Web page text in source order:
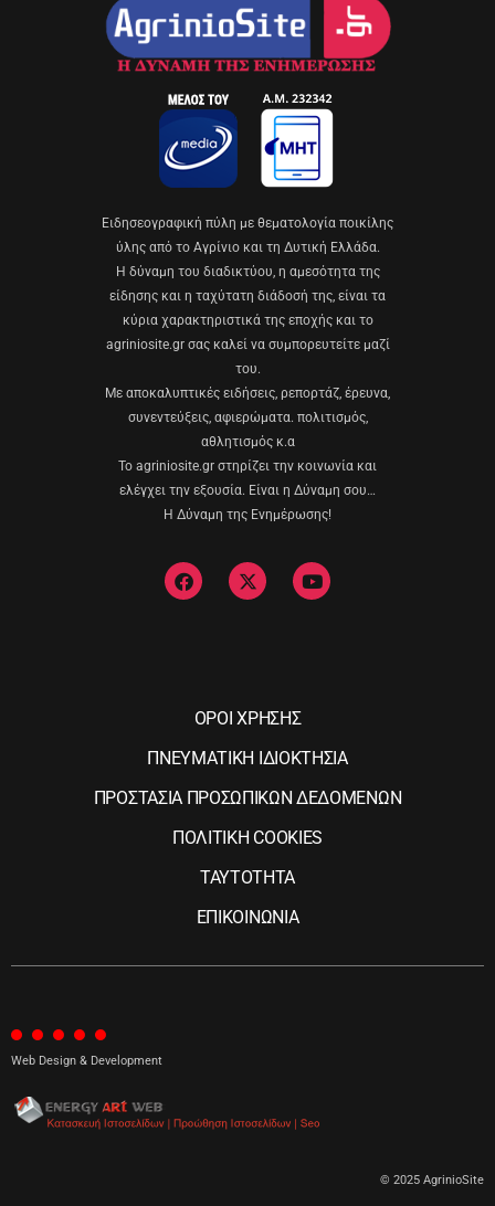
Eιδησεογραφική πύλη με θεματολογία ποικίλης
ύλης από το Αγρίνιο και τη Δυτική Ελλάδα.
Η δύναμη του διαδικτύου, η αμεσότητα της
είδησης και η ταχύτατη διάδοσή της, είναι τα
κύρια χαρακτηριστικά της εποχής και το
agriniosite.gr σας καλεί να συμπορευτείτε μαζί
του.
Με αποκαλυπτικές ειδήσεις, ρεπορτάζ, έρευνα,
συνεντεύξεις, αφιερώματα. πολιτισμός,
αθλητισμός κ.α
Το agriniosite.gr στηρίζει την κοινωνία και
ελέγχει την εξουσία. Είναι η Δύναμη σου…
Η Δύναμη της Ενημέρωσης!
ΟΡΟΙ ΧΡΗΣΗΣ
ΠΝΕΥΜΑΤΙΚΗ ΙΔΙΟΚΤΗΣΙΑ
ΠΡΟΣΤΑΣΙΑ ΠΡΟΣΩΠΙΚΩΝ ΔΕΔΟΜΕΝΩΝ
ΠΟΛΙΤΙΚΗ COOKIES
ΤΑΥΤΟΤΗΤΑ
ΕΠΙΚΟΙΝΩΝΙΑ
Web Design & Development
© 2025 AgrinioSite